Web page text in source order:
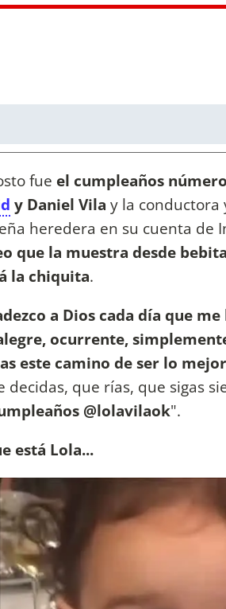
fue el cumpleaños
y Daniel Vila y la conductora
heredera en su cuenta de
que la muestra desde
la chiquita.
a Dios cada día que
ocurrente,
este camino de ser lo
decidas, que rías, que sigas
@lolavilaok".
está Lola...